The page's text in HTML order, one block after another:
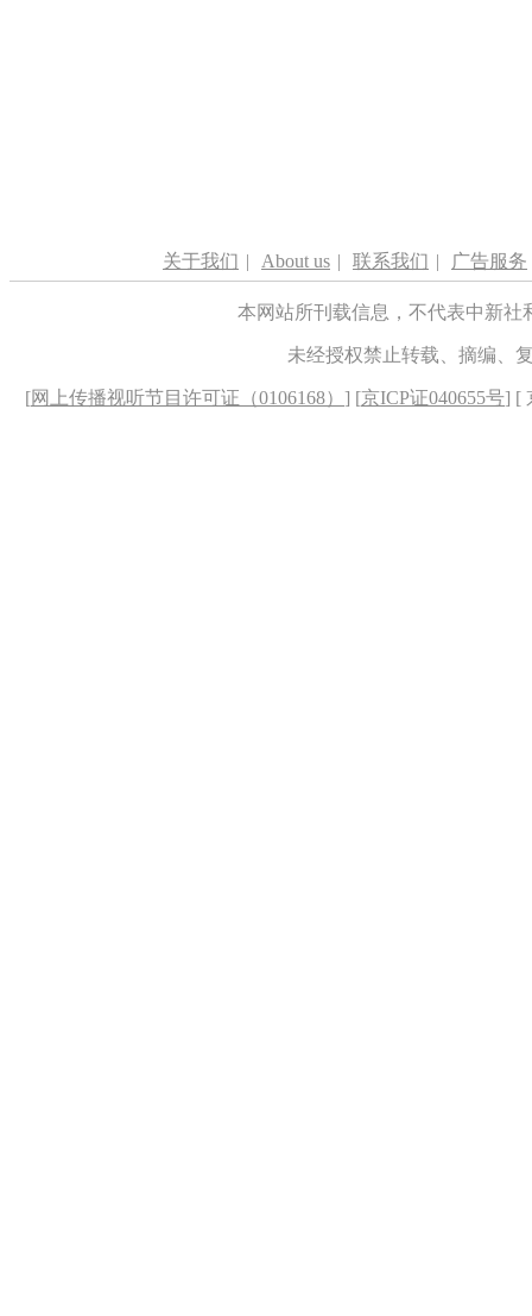
关于我们 | About us | 联系我们 | 广告服务
本网站所刊载信息，不代表中新
未经授权禁止转载、摘编、
[网上传播视听节目许可证（0106168） ] [京ICP证040655号] [